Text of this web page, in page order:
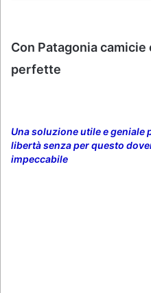
Con Patagonia
perfette
Una soluzione utile e geniale
libertà senza per questo
impeccabile